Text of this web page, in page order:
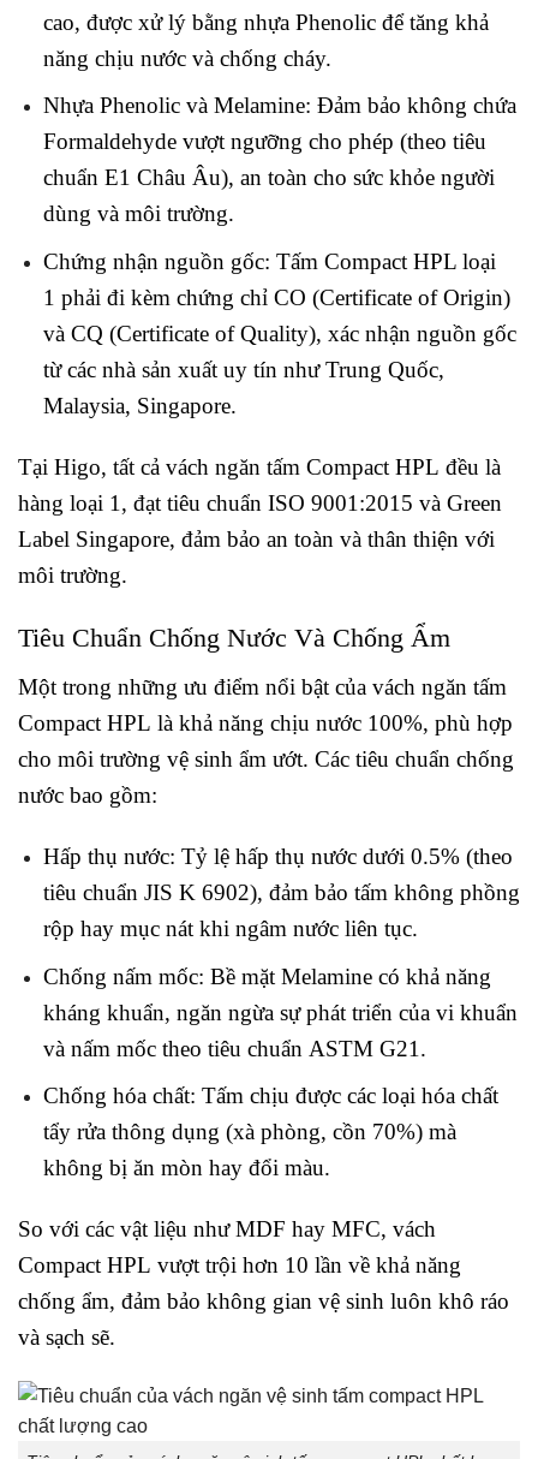
cao, được xử lý bằng nhựa Phenolic để tăng khả
năng chịu nước và chống cháy.
Nhựa Phenolic và Melamine: Đảm bảo không chứa
Formaldehyde vượt ngưỡng cho phép (theo tiêu
chuẩn E1 Châu Âu), an toàn cho sức khỏe người
dùng và môi trường.
Chứng nhận nguồn gốc: Tấm Compact HPL loại
1 phải đi kèm chứng chỉ CO (Certificate of Origin)
và CQ (Certificate of Quality), xác nhận nguồn gốc
từ các nhà sản xuất uy tín như Trung Quốc,
Malaysia, Singapore.
Tại Higo, tất cả vách ngăn tấm Compact HPL đều là
hàng loại 1, đạt tiêu chuẩn ISO 9001:2015 và Green
Label Singapore, đảm bảo an toàn và thân thiện với
môi trường.
Tiêu Chuẩn Chống Nước Và Chống Ẩm
Một trong những ưu điểm nổi bật của vách ngăn tấm
Compact HPL là khả năng chịu nước 100%, phù hợp
cho môi trường vệ sinh ẩm ướt. Các tiêu chuẩn chống
nước bao gồm:
Hấp thụ nước: Tỷ lệ hấp thụ nước dưới 0.5% (theo
tiêu chuẩn JIS K 6902), đảm bảo tấm không phồng
rộp hay mục nát khi ngâm nước liên tục.
Chống nấm mốc: Bề mặt Melamine có khả năng
kháng khuẩn, ngăn ngừa sự phát triển của vi khuẩn
và nấm mốc theo tiêu chuẩn ASTM G21.
Chống hóa chất: Tấm chịu được các loại hóa chất
tẩy rửa thông dụng (xà phòng, cồn 70%) mà
không bị ăn mòn hay đổi màu.
So với các vật liệu như MDF hay MFC, vách
Compact HPL vượt trội hơn 10 lần về khả năng
chống ẩm, đảm bảo không gian vệ sinh luôn khô ráo
và sạch sẽ.